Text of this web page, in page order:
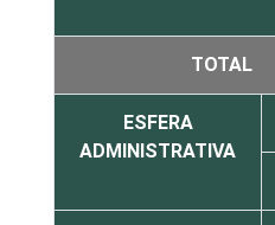
TOTAL
ESFERA
ADMINISTRATIVA